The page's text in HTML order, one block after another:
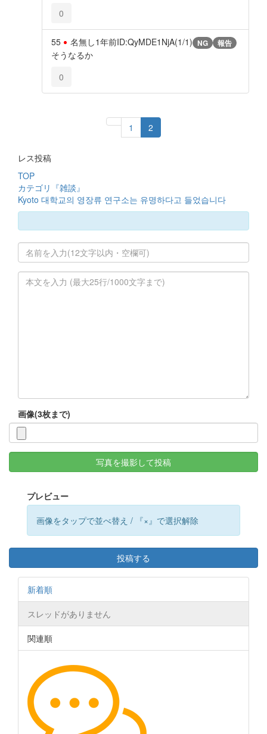
0
55 名無し1年前ID:QyMDE1NjA(1/1) NG 報告
そうなるか
0
1 2
レス投稿
TOP
カテゴリ『雑談』
Kyoto 대학교의 영장류 연구소는 유명하다고 들었습니다
画像(3枚まで)
写真を撮影して投稿
プレビュー
画像をタップで並べ替え / 『×』で選択解除
投稿する
新着順
スレッドがありません
関連順